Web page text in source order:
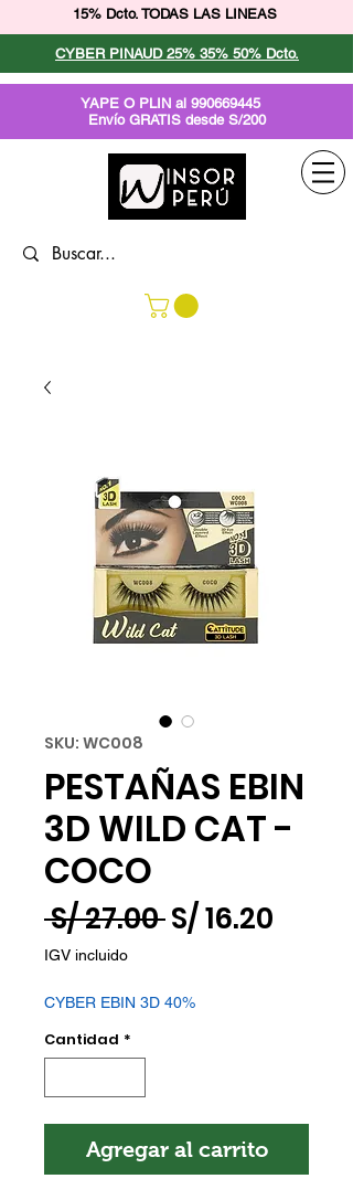
15% Dcto. TODAS LAS LINEAS
CYBER PINAUD 25% 35% 50% Dcto.
YAPE O PLIN al 990669445
Envío GRATIS desde S/200
SKU: WC008
PESTAÑAS EBIN
3D WILD CAT -
COCO
S/ 27.00 Precio
S/ 16.20
IGV incluido
CYBER EBIN 3D 40%
Cantidad *
Agregar al carrito